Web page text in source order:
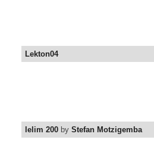
Lekton04
lelim 200 by Stefan Motzigemba